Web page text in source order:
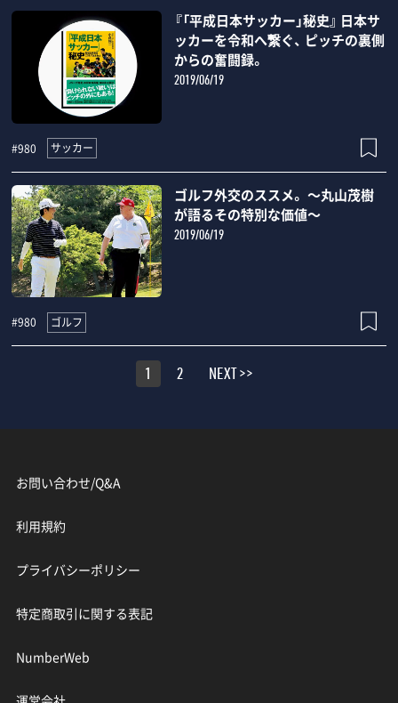
『「平成日本サッカー」秘史』 日本サ
ッカーを令和へ繋ぐ、 ピッチの裏側
からの奮闘録。
2019/06/19
#980 サッカー
ゴルフ外交のススメ。 ～丸山茂樹
が語るその特別な価値～
2019/06/19
#980 ゴルフ
1 2 NEXT >>
お問い合わせ/Q&A
利用規約
プライバシーポリシー
特定商取引に関する表記
NumberWeb